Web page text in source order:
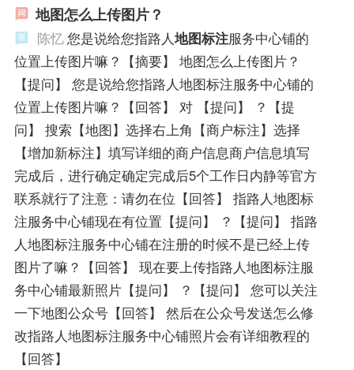
地图怎么上传图片？
陈忆您是说给您指路人地图标注服务中心铺的
位置上传图片嘛？【摘要】 地图怎么上传图片？
【提问】 您是说给您指路人地图标注服务中心铺的
位置上传图片嘛？【回答】 对 【提问】 ？【提
问】 搜索【地图】选择右上角【商户标注】选择
【增加新标注】填写详细的商户信息商户信息填写
完成后，进行确定确定完成后5个工作日内静等官方
联系就行了注意：请勿在位【回答】 指路人地图标
注服务中心铺现在有位置【提问】 ？【提问】 指路
人地图标注服务中心铺在注册的时候不是已经上传
图片了嘛？【回答】 现在要上传指路人地图标注服
务中心铺最新照片【提问】 ？【提问】 您可以关注
一下地图公众号【回答】 然后在公众号发送怎么修
改指路人地图标注服务中心铺照片会有详细教程的
【回答】